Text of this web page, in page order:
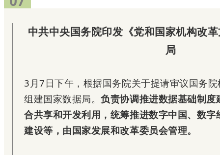
07
中共中央国务院印发《党和国家机构改
局
3月7日下午，根据国务院关于提请审议国务
组建国家数据局。负责协调推进数据基础制
合共享和开发利用，统筹推进数字中国、数
建设等，由国家发展和改革委员会管理。